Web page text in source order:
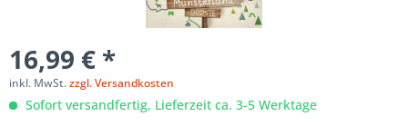
16,99 € *
inkl. MwSt.zzgl. Versandkosten
Sofort versandfertig, Lieferzeit ca. 3-5 Werktage